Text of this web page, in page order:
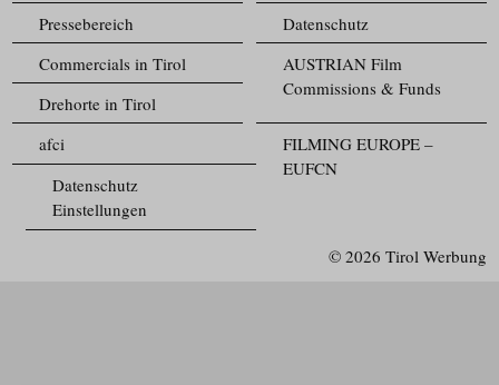
Pressebereich
Datenschutz
Commercials in Tirol
AUSTRIAN Film
Commissions & Funds
Drehorte in Tirol
FILMING EUROPE –
EUFCN
afci
Datenschutz
Einstellungen
© 2026 Tirol Werbung